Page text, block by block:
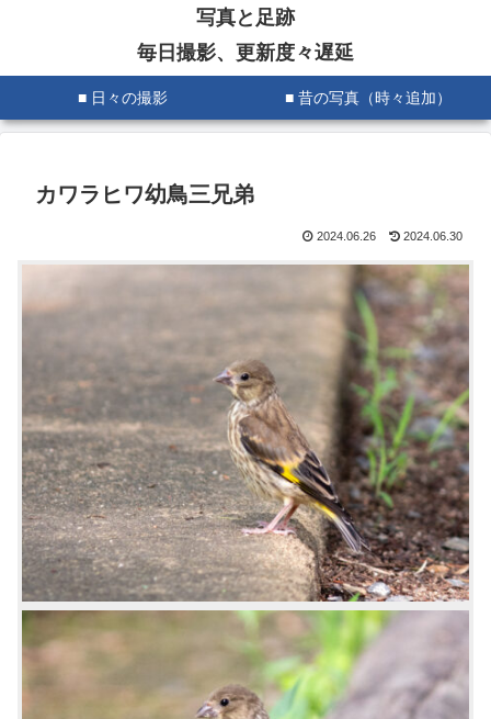
写真と足跡
毎日撮影、更新度々遅延
■ 日々の撮影 ■ 昔の写真（時々追加）
カワラヒワ幼鳥三兄弟
2024.06.26 2024.06.30